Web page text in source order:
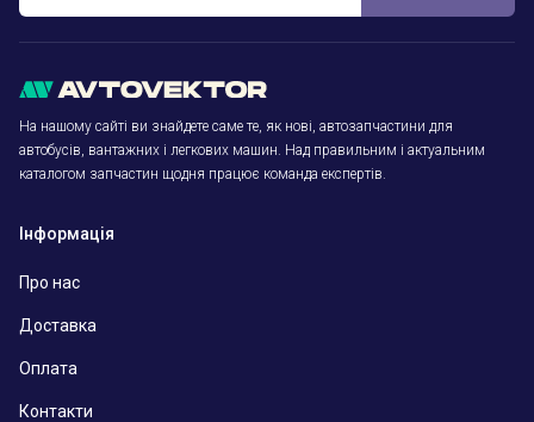
На нашому сайті ви знайдете саме те, як нові, автозапчастини для
автобусів, вантажних і легкових машин. Над правильним і актуальним
каталогом запчастин щодня працює команда експертів.
Інформація
Про нас
Доставка
Оплата
Контакти